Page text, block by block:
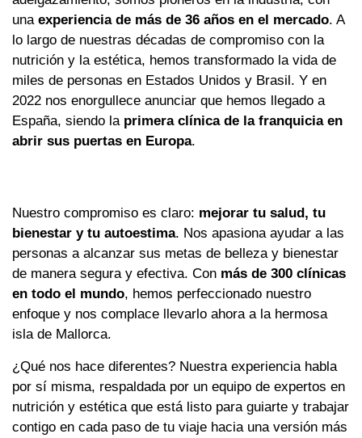
una experiencia de más de 36 años en el mercado. A
lo largo de nuestras décadas de compromiso con la
nutrición y la estética, hemos transformado la vida de
miles de personas en Estados Unidos y Brasil. Y en
2022 nos enorgullece anunciar que hemos llegado a
España, siendo la primera clínica de la franquicia en
abrir sus puertas en Europa.
Nuestro compromiso es claro: mejorar tu salud, tu
bienestar y tu autoestima. Nos apasiona ayudar a las
personas a alcanzar sus metas de belleza y bienestar
de manera segura y efectiva. Con más de 300 clínicas
en todo el mundo, hemos perfeccionado nuestro
enfoque y nos complace llevarlo ahora a la hermosa
isla de Mallorca.
¿Qué nos hace diferentes? Nuestra experiencia habla
por sí misma, respaldada por un equipo de expertos en
nutrición y estética que está listo para guiarte y trabajar
contigo en cada paso de tu viaje hacia una versión más